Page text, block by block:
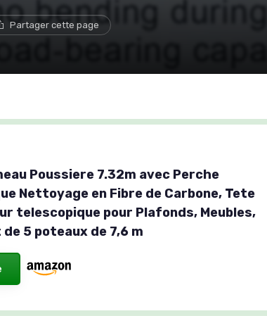
Partager cette page
Poussiere 7.32m avec Perche
Nettoyage en Fibre de Carbone, Tete
telescopique pour Plafonds, Meubles,
5 poteaux de 7,6 m